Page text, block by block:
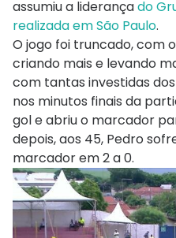
assumiu a liderançado
realizada em São Paulo.
O jogo foi truncado, com
criando mais e levando
com tantas investidas
nos minutos finais da
gol e abriu o marcador
depois, aos 45, Pedro
marcador em 2 a 0.